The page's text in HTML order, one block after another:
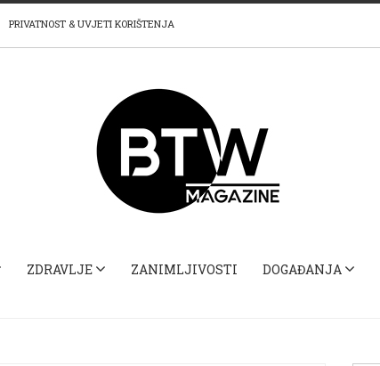
PRIVATNOST & UVJETI KORIŠTENJA
ZDRAVLJE ZANIMLJIVOSTI DOGAĐANJA